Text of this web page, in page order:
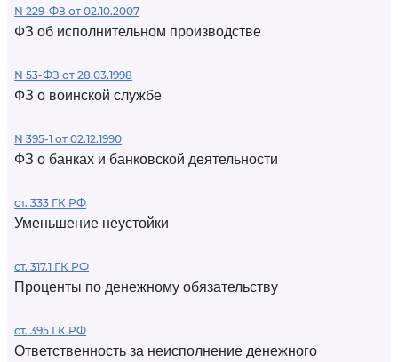
N 229-ФЗ от 02.10.2007
ФЗ об исполнительном производстве
N 53-ФЗ от 28.03.1998
ФЗ о воинской службе
N 395-1 от 02.12.1990
ФЗ о банках и банковской деятельности
ст. 333 ГК РФ
Уменьшение неустойки
ст. 317.1 ГК РФ
Проценты по денежному обязательству
ст. 395 ГК РФ
Ответственность за неисполнение денежного